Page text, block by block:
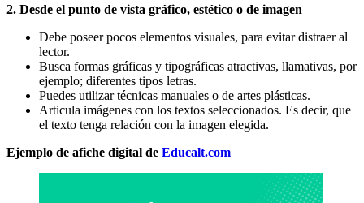
2. Desde el punto de vista gráfico, estético o de imagen
Debe poseer pocos elementos visuales, para evitar distraer al
lector.
Busca formas gráficas y tipográficas atractivas, llamativas, por
ejemplo; diferentes tipos letras.
Puedes utilizar técnicas manuales o de artes plásticas.
Articula imágenes con los textos seleccionados. Es decir, que
el texto tenga relación con la imagen elegida.
Ejemplo de afiche digital de Educalt.com